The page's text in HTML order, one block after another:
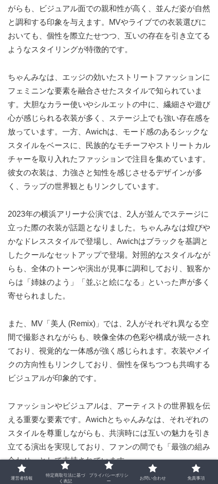
がらも、ビジュアル面での親和性が高く、並んだ姿が自然
と調和する印象を与えます。MVやライブでの衣装選びに
おいても、個性を際立たせつつ、互いの存在を引き立てる
ようなスタイリングが特徴的です。
ちゃんみなは、エッジの効いたストリートファッションに
フェミニンな要素を融合させたスタイルで知られていま
す。大胆なカラー使いやシルエットの中に、繊細さや遊び
心が感じられる衣装が多く、ステージ上でも強い存在感を
放っています。一方、Awichは、モード感のあるシックな
スタイルをベースに、民族的なモチーフやストリートカル
チャーを取り入れたファッションで注目を集めています。
彼女の衣装は、力強さと知性を感じさせるデザインが多
く、ラップの世界観ともリンクしています。
2023年の横浜アリーナ公演では、2人が並んでステージに
立った際の衣装が話題となりました。ちゃんみなは煌びや
かなドレススタイルで登場し、Awichはブラックを基調と
したクールなセットアップで登場。対照的なスタイルなが
らも、全体のトーンや演出が見事に調和しており、観客か
らは「姉妹のよう」「並ぶと絵になる」といった声が多く
寄せられました。
また、MV「美人 (Remix)」では、2人がそれぞれ異なる空
間で撮影されながらも、映像全体の色彩や構成が統一され
ており、視覚的な一体感が強く感じられます。衣装やメイ
クの方向性もリンクしており、個性を保ちつつも共鳴する
ビジュアルが印象的です。
ファッションやビジュアルは、アーティストの世界観を伝
える重要な要素です。Awichとちゃんみなは、それぞれの
スタイルを尊重しながらも、共演時には互いの魅力を引き
立てる演出を実現しており、ファンの間でも「最強の組み
合わせ」として支持されています。
運営者情報
特定商取引法に基づ
く表記
プライバシーポリシ
ー
お問い合わせ 免責事項